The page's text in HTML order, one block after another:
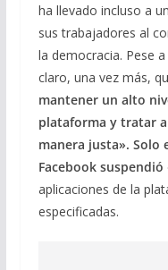
ha llevado incluso a
sus trabajadores al
la democracia. Pese
claro, una vez más,
mantener un alto
plataforma y tratar
manera justa». Solo
Facebook
aplicaciones de la
especificadas.